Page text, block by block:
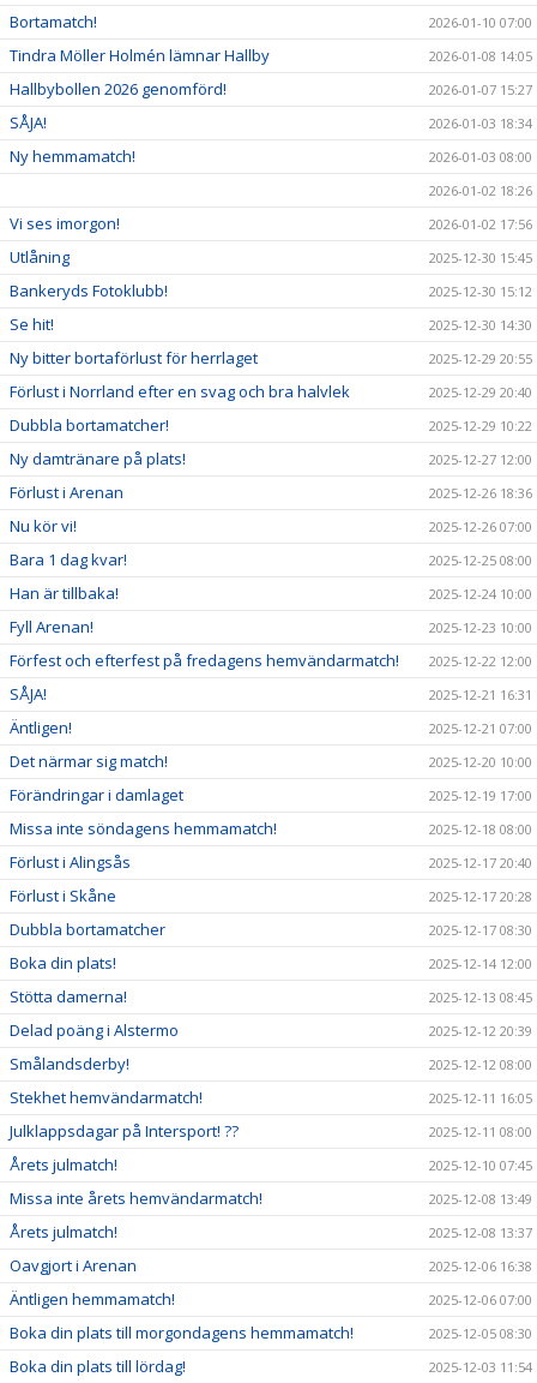
Bortamatch! 2026-01-10 07:00
Tindra Möller Holmén lämnar Hallby 2026-01-08 14:05
Hallbybollen 2026 genomförd! 2026-01-07 15:27
SÅJA! 2026-01-03 18:34
Ny hemmamatch!
2026-01-03 08:00
2026-01-02 18:26
Vi ses imorgon! 2026-01-02 17:56
Utlåning 2025-12-30 15:45
Bankeryds Fotoklubb! 2025-12-30 15:12
Se hit! 2025-12-30 14:30
Ny bitter bortaförlust för herrlaget 2025-12-29 20:55
Förlust i Norrland efter en svag och bra halvlek 2025-12-29 20:40
Dubbla bortamatcher! 2025-12-29 10:22
Ny damtränare på plats! 2025-12-27 12:00
Förlust i Arenan 2025-12-26 18:36
Nu kör vi! 2025-12-26 07:00
Bara 1 dag kvar! 2025-12-25 08:00
Han är tillbaka! 2025-12-24 10:00
Fyll Arenan! 2025-12-23 10:00
Förfest och efterfest på fredagens hemvändarmatch! 2025-12-22 12:00
SÅJA! 2025-12-21 16:31
Äntligen! 2025-12-21 07:00
Det närmar sig match! 2025-12-20 10:00
Förändringar i damlaget 2025-12-19 17:00
Missa inte söndagens hemmamatch! 2025-12-18 08:00
Förlust i Alingsås 2025-12-17 20:40
Förlust i Skåne 2025-12-17 20:28
Dubbla bortamatcher 2025-12-17 08:30
Boka din plats! 2025-12-14 12:00
Stötta damerna! 2025-12-13 08:45
Delad poäng i Alstermo 2025-12-12 20:39
Smålandsderby! 2025-12-12 08:00
Stekhet hemvändarmatch! 2025-12-11 16:05
Julklappsdagar på Intersport! ?? 2025-12-11 08:00
Årets julmatch! 2025-12-10 07:45
Missa inte årets hemvändarmatch! 2025-12-08 13:49
Årets julmatch! 2025-12-08 13:37
Oavgjort i Arenan 2025-12-06 16:38
Äntligen hemmamatch! 2025-12-06 07:00
Boka din plats till morgondagens hemmamatch! 2025-12-05 08:30
Boka din plats till lördag! 2025-12-03 11:54